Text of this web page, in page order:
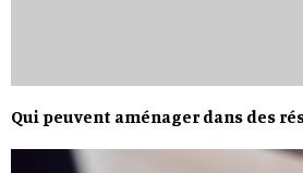
Qui peuvent aménager dans des